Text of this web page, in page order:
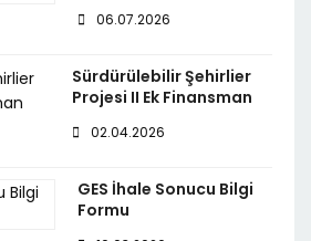
06.07.2026
Sürdürülebilir Şehirlier
Projesi II Ek Finansman
02.04.2026
GES İhale Sonucu Bilgi
Formu